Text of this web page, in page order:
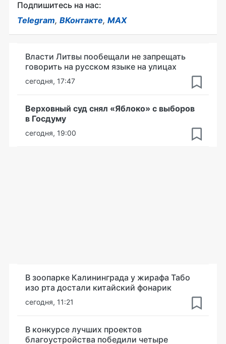
Подпишитесь на нас:
Telegram, ВКонтакте, MAX
Власти Литвы пообещали не запрещать
говорить на русском языке на улицах
сегодня, 17:47
Верховный суд снял «Яблоко» с выборов
в Госдуму
сегодня, 19:00
В зоопарке Калининграда у жирафа Табо
изо рта достали китайский фонарик
сегодня, 11:21
В конкурсе лучших проектов
благоустройства победили четыре